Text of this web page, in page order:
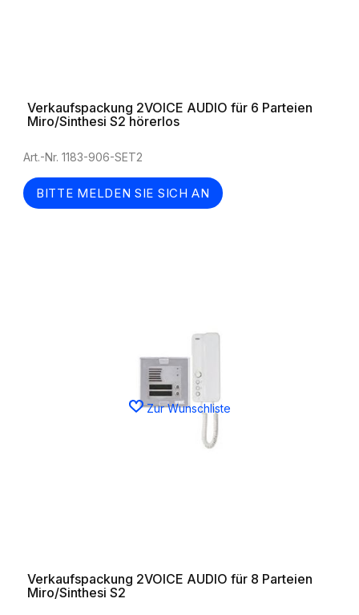
Verkaufspackung 2VOICE AUDIO für 6 Parteien
Miro/Sinthesi S2 hörerlos
Art.-Nr. 1183-906-SET2
BITTE MELDEN SIE SICH AN
Zur Wunschliste
Verkaufspackung 2VOICE AUDIO für 8 Parteien
Miro/Sinthesi S2